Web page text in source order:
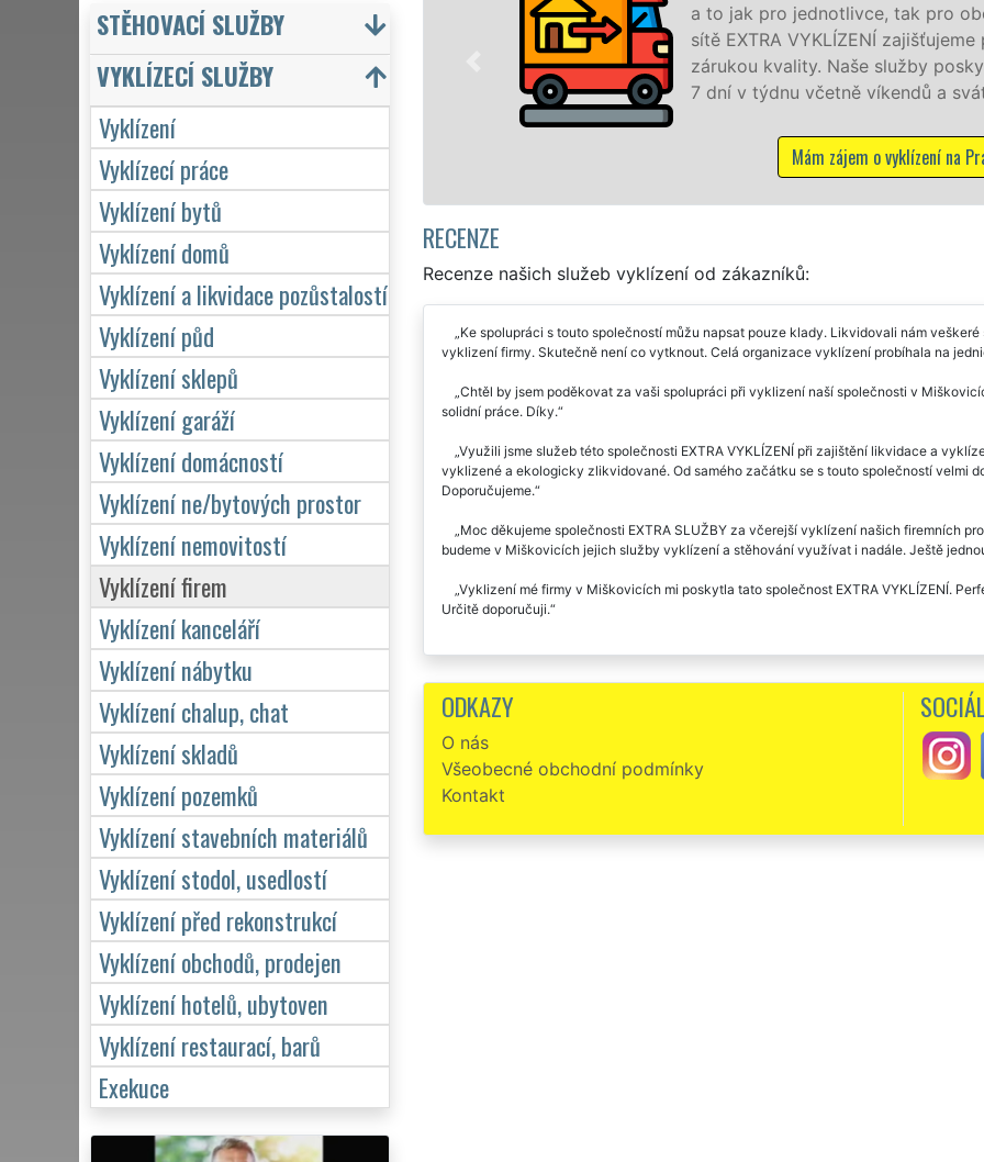
a to jak pro jednotlivce, tak pro obchodní společnosti. Pod značkou
sítě EXTRA VYKLÍZENÍ zajišťujeme profesionální a kvalitní servis se
zárukou kvality. Naše služby poskytujeme NON-STOP 24 hodin denně,
7 dní v týdnu včetně víkendů a svátků bez příplatků.
Mám zájem o vyklízení na Praze 9
RECENZE
Recenze našich služeb vyklízení od zákazníků:
Ke spolupráci s touto společností můžu napsat pouze klady. Likvidovali nám
vyklizení firmy. Skutečně není co vytknout. Celá organizace vyklízení probíhala na
Chtěl by jsem poděkovat za vaši spolupráci při vyklizení naší společnosti v
solidní práce. Díky.
Využili jsme služeb této společnosti EXTRA VYKLÍZENÍ při zajištění likvidace a
vyklizené a ekologicky zlikvidované. Od samého začátku se s touto společností velmi
Doporučujeme.
Moc děkujeme společnosti EXTRA SLUŽBY za včerejší vyklízení našich firemních
budeme v Miškovicích jejich služby vyklízení a stěhování využívat i nadále. Ještě
Vyklizení mé firmy v Miškovicích mi poskytla tato společnost EXTRA VYKLÍZENÍ.
Určitě doporučuji.
ODKAZY
O nás
Všeobecné obchodní podmínky
Kontakt
STĚHOVACÍ SLUŽBY
VYKLÍZECÍ SLUŽBY
Vyklízení
Vyklízecí práce
Vyklízení bytů
Vyklízení domů
Vyklízení a likvidace pozůstalostí
Vyklízení půd
Vyklízení sklepů
Vyklízení garáží
Vyklízení domácností
Vyklízení ne/bytových prostor
Vyklízení nemovitostí
Vyklízení firem
Vyklízení kanceláří
Vyklízení nábytku
Vyklízení chalup, chat
Vyklízení skladů
Vyklízení pozemků
Vyklízení stavebních materiálů
Vyklízení stodol, usedlostí
Vyklízení před rekonstrukcí
Vyklízení obchodů, prodejen
Vyklízení hotelů, ubytoven
Vyklízení restaurací, barů
Exekuce